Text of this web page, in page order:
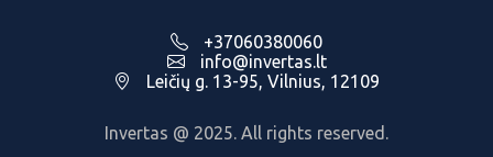
+37060380060
info@invertas.lt
Leičių g. 13-95, Vilnius, 12109
Invertas @ 2025. All rights reserved.